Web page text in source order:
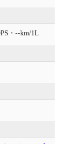
・--km/1L